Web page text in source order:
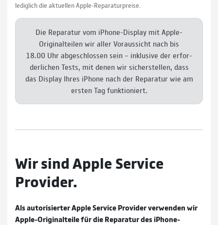
ledig­lich die aktuellen Apple-Reparatur­preise.
Die Repa­ratur vom iPhone-Display mit Apple-
Original­teilen wir aller Voraus­sicht nach bis
18.00 Uhr ab­ge­schlossen sein – inklusive der erfor­
der­lichen Tests, mit denen wir sicher­stellen, dass
das Display Ihres iPhone nach der Repa­ra­tur wie am
ersten Tag funktioniert.
Wir sind Apple Service
Provider.
Als autorisierter Apple Service Provider ver­wen­den wir
Apple-Original­teile für die Reparatur des iPhone-